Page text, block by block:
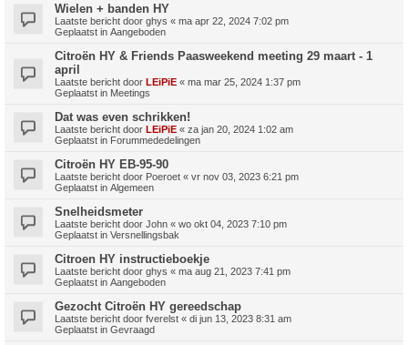
Wielen + banden HY
Laatste bericht door ghys « ma apr 22, 2024 7:02 pm
Geplaatst in Aangeboden
Citroën HY & Friends Paasweekend meeting 29 maart - 1
april
Laatste bericht door LEiPiE « ma mar 25, 2024 1:37 pm
Geplaatst in Meetings
Dat was even schrikken!
Laatste bericht door LEiPiE « za jan 20, 2024 1:02 am
Geplaatst in Forummededelingen
Citroën HY EB-95-90
Laatste bericht door Poeroet « vr nov 03, 2023 6:21 pm
Geplaatst in Algemeen
Snelheidsmeter
Laatste bericht door John « wo okt 04, 2023 7:10 pm
Geplaatst in Versnellingsbak
Citroen HY instructieboekje
Laatste bericht door ghys « ma aug 21, 2023 7:41 pm
Geplaatst in Aangeboden
Gezocht Citroën HY gereedschap
Laatste bericht door fverelst « di jun 13, 2023 8:31 am
Geplaatst in Gevraagd